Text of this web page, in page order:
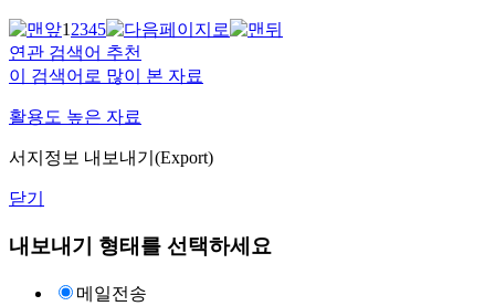
12345
연관 검색어 추천
이 검색어로 많이 본 자료
활용도 높은 자료
서지정보 내보내기(Export)
닫기
내보내기 형태를 선택하세요
메일전송